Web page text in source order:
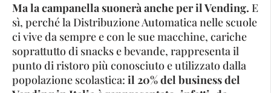
Ma la campanella suonerà anche per il Vending. E
sì, perché la Distribuzione Automatica nelle scuole
ci vive da sempre e con le sue macchine, cariche
soprattutto di snacks e bevande, rappresenta il
punto di ristoro più conosciuto e utilizzato dalla
popolazione scolastica: il 20% del business del